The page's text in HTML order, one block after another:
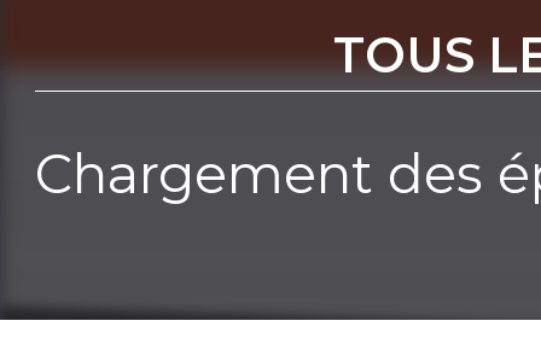
TOUS
Chargement des